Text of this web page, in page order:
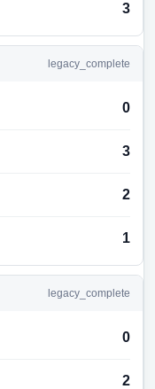
3
legacy_complete
0
3
2
1
legacy_complete
0
2